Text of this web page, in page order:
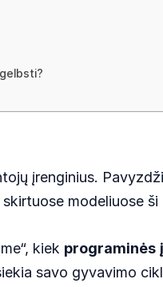
įrenginius.
modeliuose
kiek programinės
savo gyvavimo